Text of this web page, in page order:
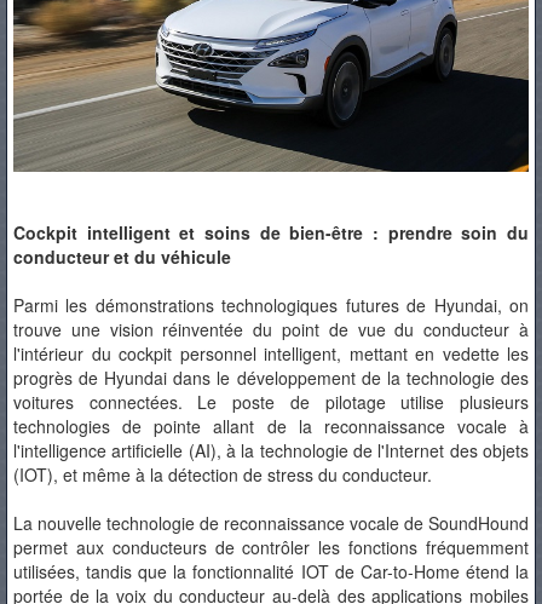
Cockpit intelligent et soins de bien-être : prendre soin du
conducteur et du véhicule
Parmi les démonstrations technologiques futures de Hyundai, on
trouve une vision réinventée du point de vue du conducteur à
l'intérieur du cockpit personnel intelligent, mettant en vedette les
progrès de Hyundai dans le développement de la technologie des
voitures connectées. Le poste de pilotage utilise plusieurs
technologies de pointe allant de la reconnaissance vocale à
l'intelligence artificielle (AI), à la technologie de l'Internet des objets
(IOT), et même à la détection de stress du conducteur.
La nouvelle technologie de reconnaissance vocale de SoundHound
permet aux conducteurs de contrôler les fonctions fréquemment
utilisées, tandis que la fonctionnalité IOT de Car-to-Home étend la
portée de la voix du conducteur au-delà des applications mobiles